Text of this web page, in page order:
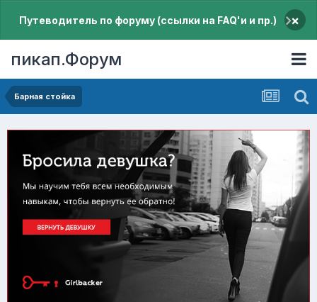
Путеводитель по форуму (ссылки на FAQ'и и пр.) ×
пикап.Форум
Барная стойка